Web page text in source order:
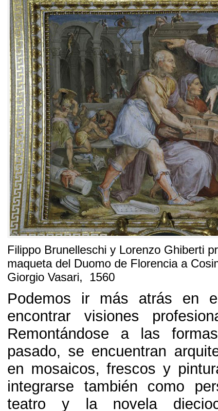
Filippo Brunelleschi y Lorenzo Ghiberti
maqueta del Duomo de Florencia a
Giorgio Vasari, 1560
Podemos ir más atrás en
encontrar visiones
Remontándose a las
pasado, se encuentran
en mosaicos, frescos y
integrarse también como
teatro y la novela